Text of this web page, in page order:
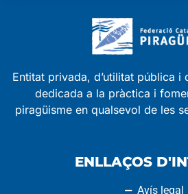
Entitat privada, d’utilitat pública i
dedicada a la pràctica i
piragüisme en qualsevol de les
ENLLAÇOS
Avís legal